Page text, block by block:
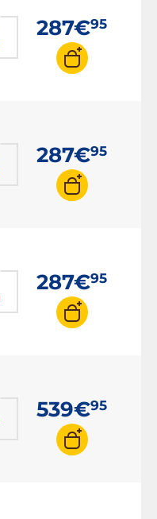
287€95
287€95
287€95
539€95